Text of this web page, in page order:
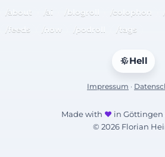
/about /ai /blogroll /colophon
/feeds
/now /podroll /tags
Hell
Impressum ·
Made with ♥ in Göttingen
© 2026 Florian